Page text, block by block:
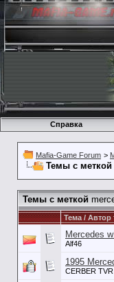
Справка
Mafia-Game Forum >
Темы с меткой
Темы с меткой
Тема / Автор
Mercedes
Alf46
1995
CERBER TVR